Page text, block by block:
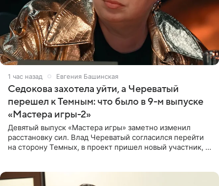
1 час назад Евгения Башинская
Седокова захотела уйти, а Череватый
перешел к Темным: что было в 9-м выпуске
«Мастера игры-2»
Девятый выпуск «Мастера игры» заметно изменил
расстановку сил. Влад Череватый согласился перейти
на сторону Темных, в проект пришел новый участник, а